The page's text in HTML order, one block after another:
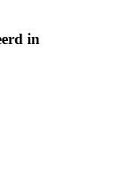
in